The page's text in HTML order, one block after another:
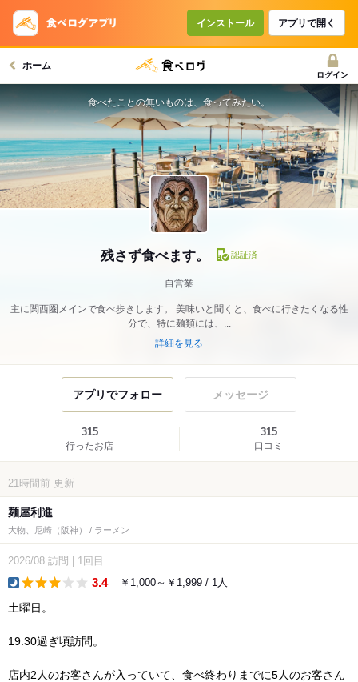
インストール アプリで開く
ホーム
ログイン
残さず食べます。 認証済
自営業
主に関西圏メインで食べ歩きします。 美味いと聞くと、食べに行きたくなる性
分で、特に麺類には、...
詳細を見る
食べたことの無いものは、食ってみたい。
アプリでフォロー メッセージ
315
行ったお店
315
口コミ
21時間前 更新
麺屋利進
大物、尼崎（阪神） / ラーメン
2026/08 訪問 1回目
3.4 ￥1,000～￥1,999 / 1人
土曜日。
19:30過ぎ頃訪問。
店内2人のお客さんが入っていて、食べ終わりまでに5人のお客さん